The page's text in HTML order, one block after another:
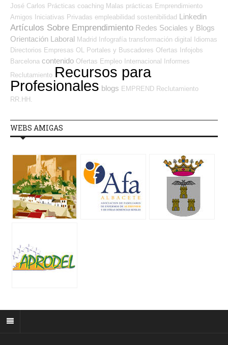
José Carlos Prácticas coaching Malas prácticas Emprendimiento
Amigos
Iniciativas Privadas empleabilidad sostenibilidad Linkedin
Artículos Sobre Emprendimiento Redes Sociales y Blogs
Orientación Laboral Madrid Infografía transformación digital
Idiomas
Directorios Empresas OL
Portales y Buscadores Ofertas
Infojobs
Barcelona contenido Ofertas Empleo Internacional
Informes
Reclutamiento Recursos para
Profesionales blogs EMPREND Reclutamiento
RR.HH.
WEBS AMIGAS